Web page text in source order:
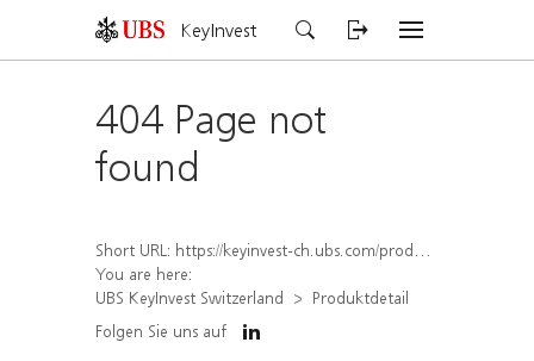
KeyInvest
404 Page not
found
Short URL: https://keyinvest-ch.ubs.com/produkt/detail/index/isin/CH1558304619
You are here:
UBS KeyInvest Switzerland
Produktdetail
Folgen Sie uns auf